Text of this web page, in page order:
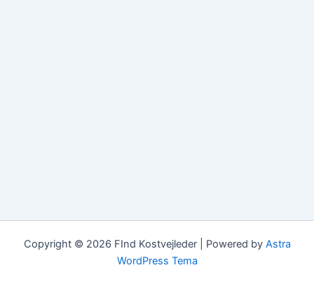
Copyright © 2026 FInd Kostvejleder | Powered by Astra
WordPress Tema